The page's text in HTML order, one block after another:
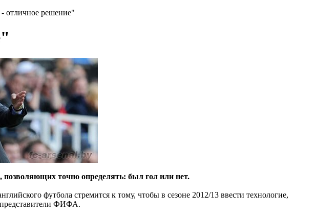
отличное решение"
позволяющих точно определять: был гол или нет.
футбола стремится к тому, чтобы в сезоне 2012/13 ввести технологие,
представители ФИФА.